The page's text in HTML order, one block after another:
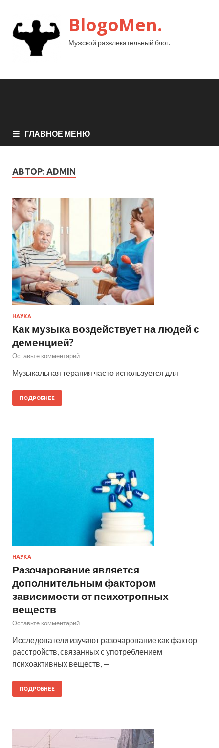
BlogoMen.
Мужской развлекательный блог.
ГЛАВНОЕ МЕНЮ
АВТОР: ADMIN
НАУКА
Как музыка воздействует на людей с
деменцией?
Оставьте комментарий
Музыкальная терапия часто используется для
ПОДРОБНЕЕ
НАУКА
Разочарование является
дополнительным фактором
зависимости от психотропных
веществ
Оставьте комментарий
Исследователи изучают разочарование как фактор
расстройств, связанных с употреблением
психоактивных веществ, —
ПОДРОБНЕЕ